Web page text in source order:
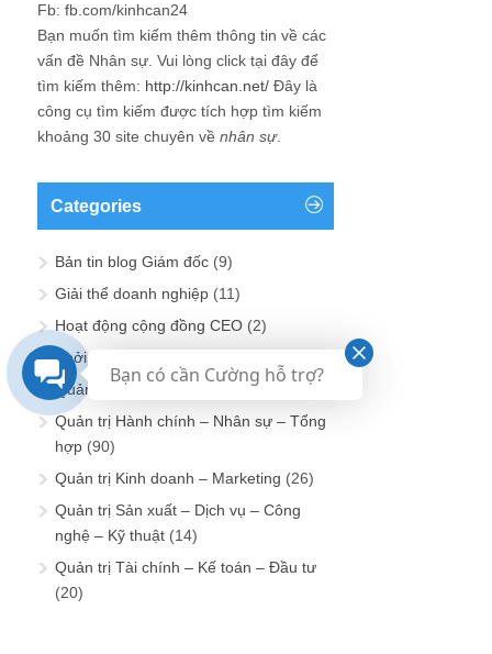
Fb: fb.com/kinhcan24
Bạn muốn tìm kiếm thêm thông tin về các
vấn đề Nhân sự . Vui lòng click tại đây để
tìm kiếm thêm: http://kinhcan.net/ Đây là
công cụ tìm kiếm được tích hợp tìm kiếm
khoảng 30 site chuyên về nhân sự.
Categories
Bản tin blog Giám đốc (9)
Giải thể doanh nghiệp (11)
Hoạt động cộng đồng CEO (2)
Khởi sự doanh nghiệp
Quản trị Chiến lược – Điều hành
(25)
Quản trị Hành chính – Nhân sự – Tổng
hợp (90)
Quản trị Kinh doanh – Marketing (26)
Quản trị Sản xuất – Dịch vụ – Công
nghệ – Kỹ thuật (14)
Quản trị Tài chính – Kế toán – Đầu tư
(20)
Bạn có cần Cường hỗ trợ?